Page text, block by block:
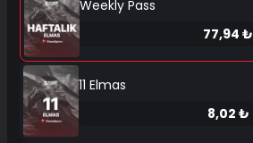
Weekly Pass
77,94 ₺
11 Elmas
8,02 ₺